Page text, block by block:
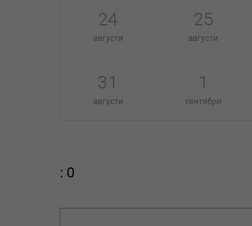
24
августи
25
августи
31
августи
1
сентябри
: 0